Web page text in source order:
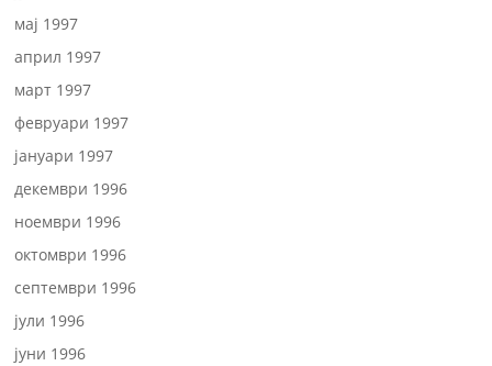
мај 1997
април 1997
март 1997
февруари 1997
јануари 1997
декември 1996
ноември 1996
октомври 1996
септември 1996
јули 1996
јуни 1996